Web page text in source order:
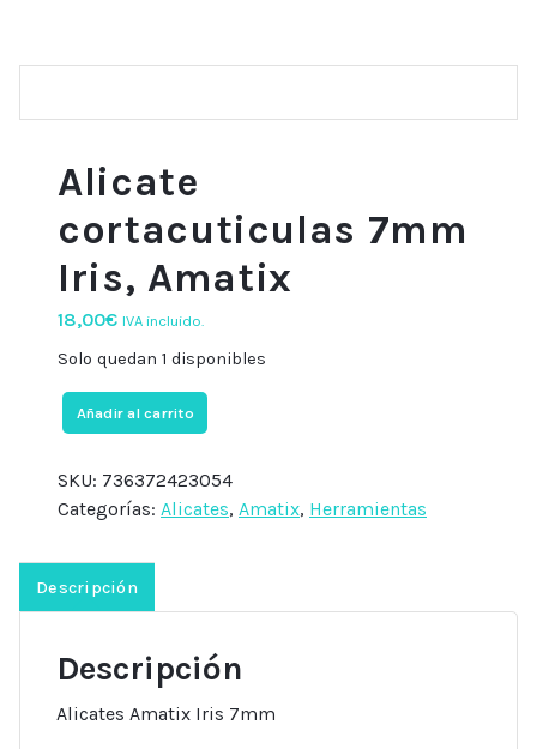
Alicate
cortacuticulas 7mm
Iris, Amatix
18,00€ IVA incluido.
Solo quedan 1 disponibles
Alicate
cortacuticulas
Iris,
Amatix
Añadir al carrito
SKU: 736372423054
Categorías: Alicates, Amatix, Herramientas
Descripción
Descripción
Alicates Amatix Iris 7mm